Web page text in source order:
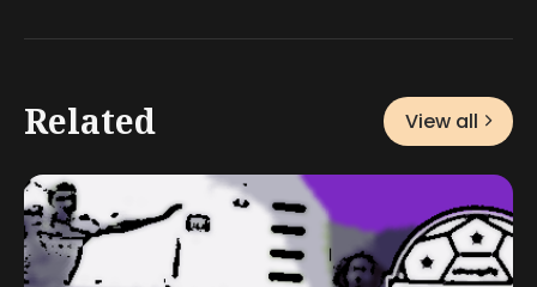
Related View all